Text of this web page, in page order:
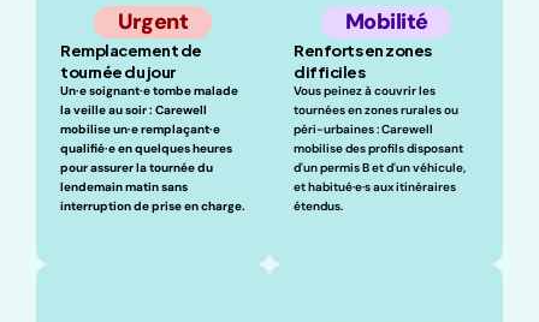
Urgent
Remplacement de
tournée du jour
Un·e soignant·e tombe malade
la veille au soir : Carewell
mobilise un·e remplaçant·e
qualifié·e en quelques heures
pour assurer la tournée du
lendemain matin sans
interruption de prise en charge.
Mobilité
Renforts en zones
difficiles
Vous peinez à couvrir les
tournées en zones rurales ou
péri-urbaines : Carewell
mobilise des profils disposant
d'un permis B et d'un véhicule,
et habitué·e·s aux itinéraires
étendus.